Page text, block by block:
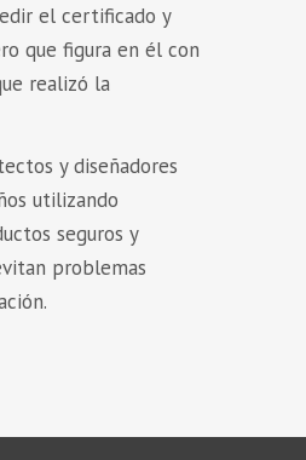
el certificado y
que figura en él con
realizó la
y diseñadores
utilizando
seguros y
problemas